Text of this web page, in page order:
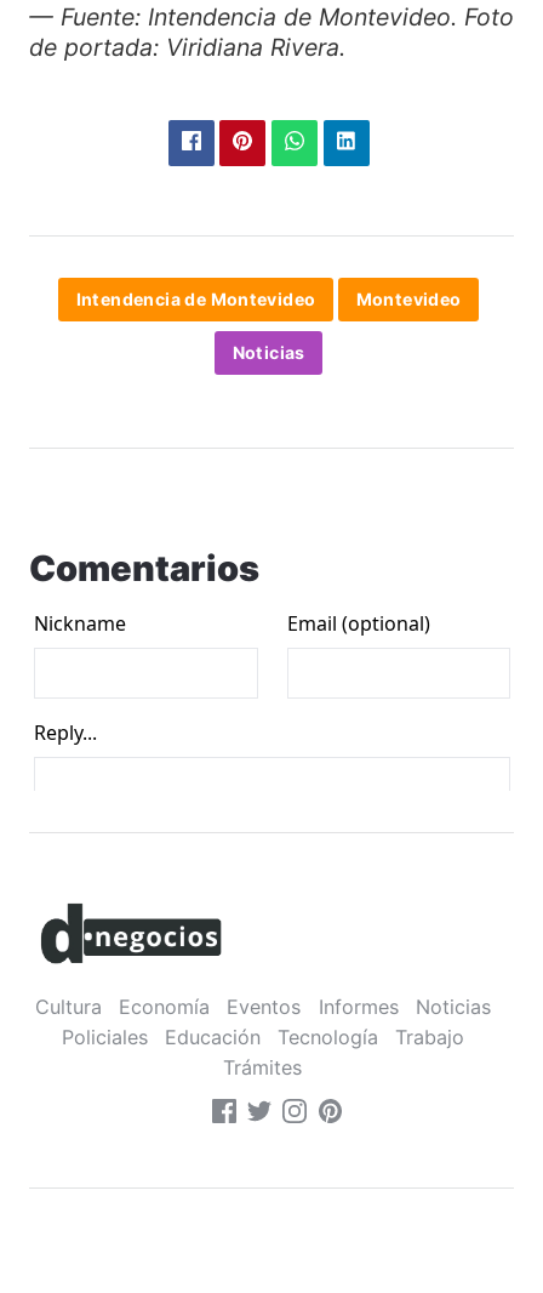
— Fuente: Intendencia de Montevideo. Foto
de portada: Viridiana Rivera.
Intendencia de Montevideo Montevideo
Noticias
Comentarios
Cultura Economía Eventos Informes
Noticias
Policiales
Educación Tecnología
Trabajo
Trámites